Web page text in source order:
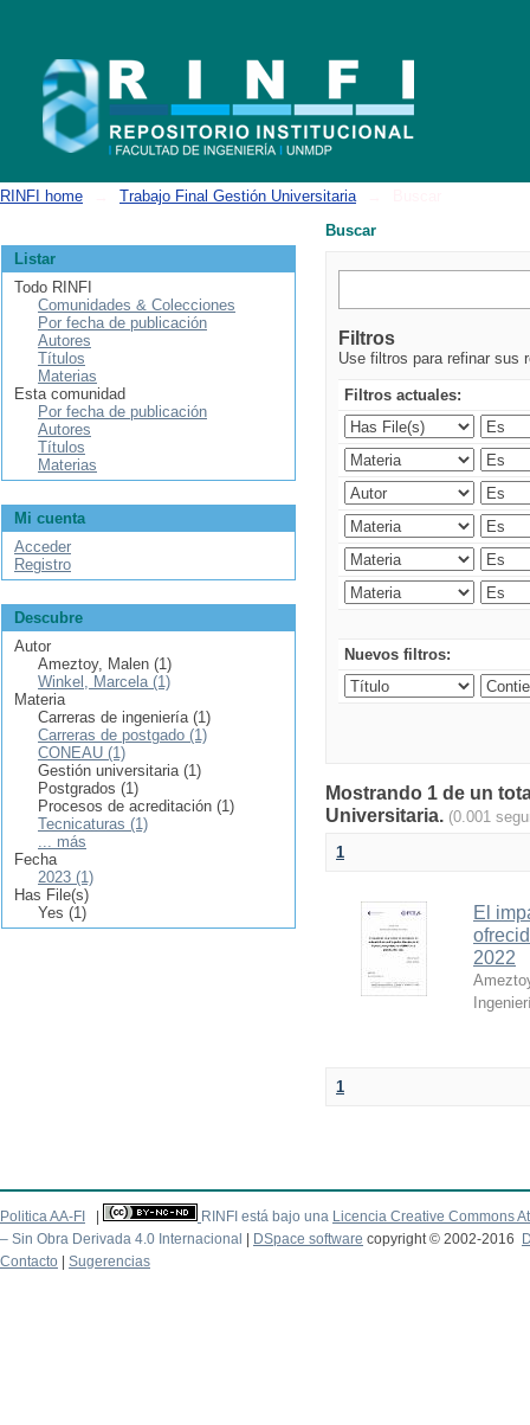
RINFI home Trabajo Final Gestión Universitaria
Buscar
Filtros
Use filtros para refinar sus
Filtros actuales:
Nuevos filtros:
Mostrando 1 de un
Universitaria. (0.001
1
El
2022
1
Listar
Todo RINFI
Comunidades & Colecciones
Por fecha de publicación
Autores
Títulos
Materias
Esta comunidad
Por fecha de publicación
Autores
Títulos
Materias
Mi cuenta
Acceder
Registro
Descubre
Autor
Ameztoy, Malen (1)
Winkel, Marcela (1)
Materia
Carreras de ingeniería (1)
Carreras de postgado (1)
CONEAU (1)
Gestión universitaria (1)
Postgrados (1)
Procesos de acreditación (1)
Tecnicaturas (1)
... más
Fecha
2023 (1)
Has File(s)
Yes (1)
Politica AA-FI RINFI está bajo una Licencia Creative Commons
– Sin Obra Derivada 4.0 Internacional
DSpace software copyright © 2002-2016
Contacto
Sugerencias